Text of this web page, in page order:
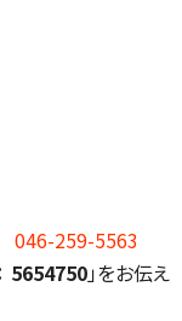
046-259-5563
5654750」をお伝え